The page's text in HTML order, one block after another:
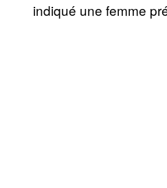
indiqué une femme